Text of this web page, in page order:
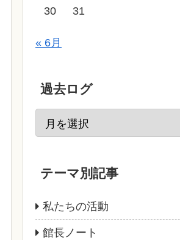
30
31
« 6月
過去ログ
テーマ別記事
私たちの活動
館長ノート